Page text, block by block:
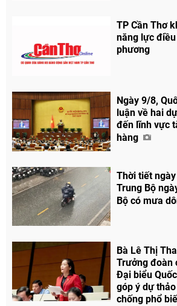
Chia sẻ
TP Cần Thơ
năng lực
phương
Ngày 9/8,
luận về hai
đến lĩnh vực
hàng
Thời tiết
Trung Bộ
Bộ có mưa
Bà Lê Thị
Trưởng đoàn
Đại biểu
góp ý dự
chống phổ